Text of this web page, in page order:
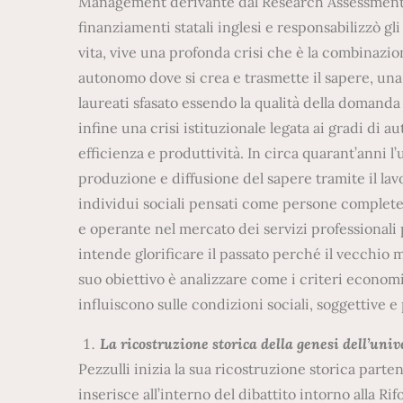
finanziamenti statali inglesi e responsabilizzò
vita, vive una profonda crisi che è la
autonomo dove si crea e trasmette il sapere,
laureati sfasato essendo la qualità della
infine una crisi istituzionale legata ai gradi di
efficienza e produttività. In circa quarant’anni
produzione e diffusione del sapere tramite il
individui sociali pensati come persone
e operante nel mercato dei servizi
intende glorificare il passato perché il vecchio
suo obiettivo è analizzare come i criteri
influiscono sulle condizioni sociali, soggettive
La ricostruzione storica della genesi
Pezzulli inizia la sua ricostruzione storica